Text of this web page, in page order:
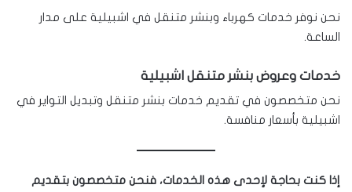
نحن نوفر خدمات كهرباء وبنشر متنقل في اشبيلية على مدار
الساعة.
خدمات وعروض بنشر متنقل اشبيلية
نحن متخصصون في تقديم خدمات بنشر متنقل وتبديل التواير في
اشبيلية بأسعار منافسة.
إذا كنت بحاجة لإحدى هذه الخدمات، فنحن متخصصون بتقديم